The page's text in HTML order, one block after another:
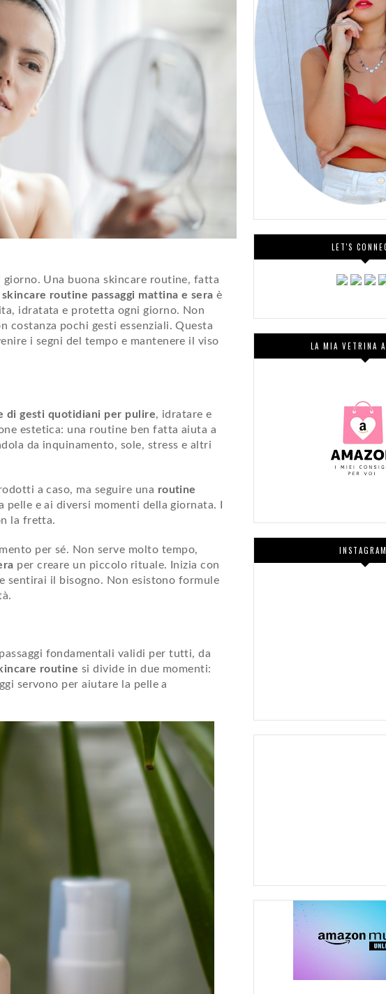
Una buona skincare routine, fatta
skincare routine passaggi mattina e sera è
idratata e protetta ogni giorno. Non
costanza pochi gesti essenziali. Questa
i segni del tempo e mantenere il viso
di gesti quotidiani per pulire, idratare e
estetica: una routine ben fatta aiuta a
da inquinamento, sole, stress e altri
a caso, ma seguire una routine
e ai diversi momenti della giornata. I
la fretta.
per sé. Non serve molto tempo,
per creare un piccolo rituale. Inizia con
sentirai il bisogno. Non esistono formule
fondamentali validi per tutti, da
routine si divide in due momenti:
servono per aiutare la pelle a
LET'S
LA MIA VETRINA
INSTAGRAM